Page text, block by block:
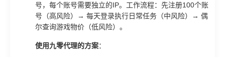
号，每个账号需要独立的IP。工作流程：先注册100个账
号（高风险）→ 每天登录执行日常任务（中风险）→ 偶
尔查询游戏物价（低风险）。
使用九零代理的方案：